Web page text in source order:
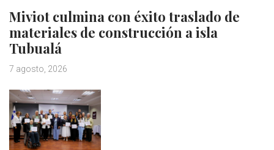
Miviot culmina con éxito traslado de
materiales de construcción a isla
Tubualá
7 agosto, 2026